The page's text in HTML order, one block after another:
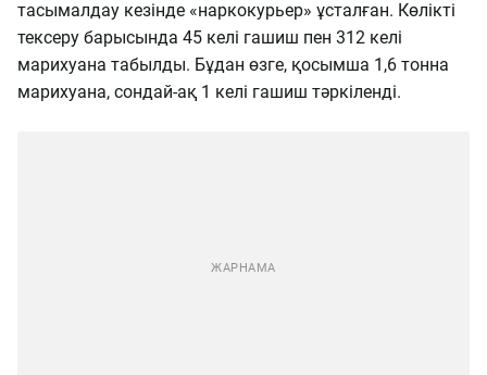
тасымалдау кезінде «наркокурьер» ұсталған. Көлікті
тексеру барысында 45 келі гашиш пен 312 келі
марихуана табылды. Бұдан өзге, қосымша 1,6 тонна
марихуана, сондай-ақ 1 келі гашиш тәркіленді.